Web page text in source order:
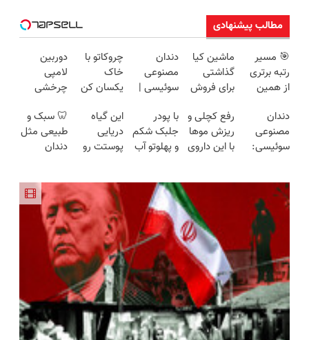
مطالب پیشنهادی
🎯 مسیر
رتبه برتری
از همین
رایگان ماز
شروع
میشه!
ماشین کیا
گذاشتی
برای فروش
سریع و
راحت
بفروش
دندان
مصنوعی
سوئیسی |
مقاوم،
طبیعی!
ویزیت
اقساطی😍
چروکاتو با
خاک
یکسان کن
خانگی+آسان+به
صرفه)
دوربین
لامپی
چرخشی
فقط امروز
حراج شد🔥
پرداخت
دندان
مصنوعی
سوئیسی:
اروپا، سبک
و مقاوم |
پرداخت
قسطی
رفع کچلی و
ریزش موها
با این داروی
با پودر
جلبک شکم
و پهلوتو آب
تا امشب)
این گیاه
دریایی
پوستت رو
انگار20سال
جوون شدی
🔥لینک
خرید
🦷 سبک و
طبیعی مثل
دندان
و پرداخت
اقساطی 💳
📍 تهران